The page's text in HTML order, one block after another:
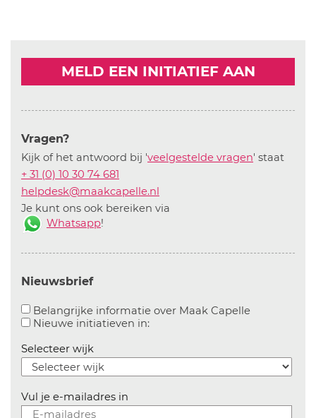
MELD EEN INITIATIEF AAN
Vragen?
Kijk of het antwoord bij 'veelgestelde vragen' staat
+ 31 (0) 10 30 74 681
helpdesk@maakcapelle.nl
Je kunt ons ook bereiken via
Whatsapp!
Nieuwsbrief
Belangrijke informatie over Maak CapelleAanvinken
Nieuwe initiatieven in:Aanvinken om informatie over
Selecteer wijk
Vul je e-mailadres in